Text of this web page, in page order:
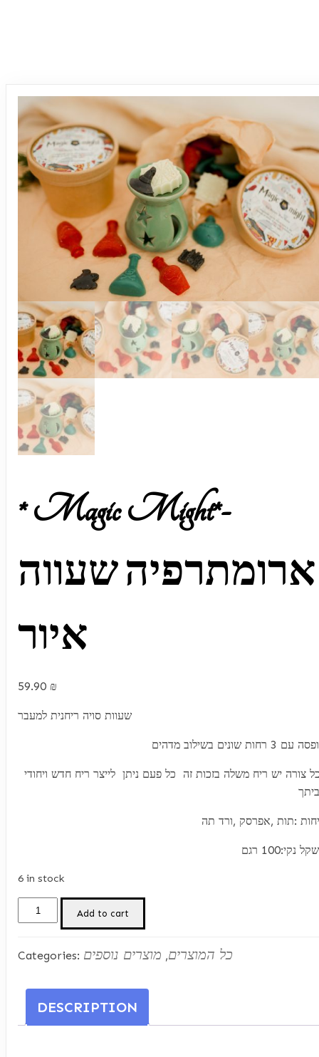
* Magic Might*-
ארומתרפיה שעווה
איור
59.90 ₪
שעוות סויה ריחנית למעבר
3 רחות שונים בשילוב מדהים
צורה יש ריח משלה בזכות זה כל פעם ניתן לייצר ריח חדש ויחודי
:תות ,אפרסק ,ורד תה
נקי:100 רגם
6 in stock
Magic
ארומתרפיה
איור
quantity
Add to cart
Categories: כל המוצרים, מוצרים נוספים
DESCRIPTION